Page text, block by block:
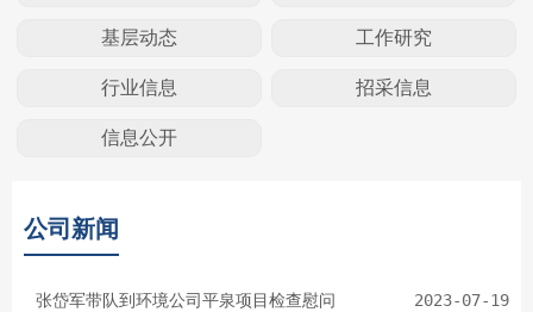
基层动态 工作研究
行业信息 招采信息
信息公开
公司新闻
张岱军带队到环境公司平泉项目检查慰问 2023-07-19